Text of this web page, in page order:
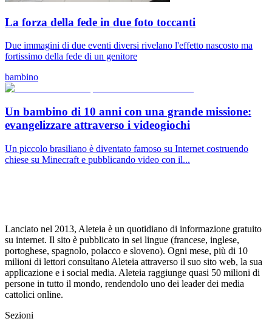
La forza della fede in due foto toccanti
Due immagini di due eventi diversi rivelano l'effetto nascosto ma
fortissimo della fede di un genitore
bambino
Un bambino di 10 anni con una grande missione:
evangelizzare attraverso i videogiochi
Un piccolo brasiliano è diventato famoso su Internet costruendo
chiese su Minecraft e pubblicando video con il...
Lanciato nel 2013, Aleteia è un quotidiano di informazione gratuito
su internet. Il sito è pubblicato in sei lingue (francese, inglese,
portoghese, spagnolo, polacco e sloveno). Ogni mese, più di 10
milioni di lettori consultano Aleteia attraverso il suo sito web, la sua
applicazione e i social media. Aleteia raggiunge quasi 50 milioni di
persone in tutto il mondo, rendendolo uno dei leader dei media
cattolici online.
Sezioni